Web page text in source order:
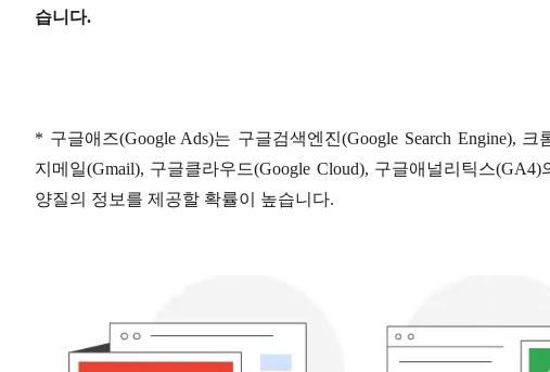
습니다.
* 구글애즈(Google Ads)는 구글검색엔진(Google Search Engine), 크
지메일(Gmail), 구글클라우드(Google Cloud), 구글애널리틱스(GA4)
양질의 정보를 제공할 확률이 높습니다.